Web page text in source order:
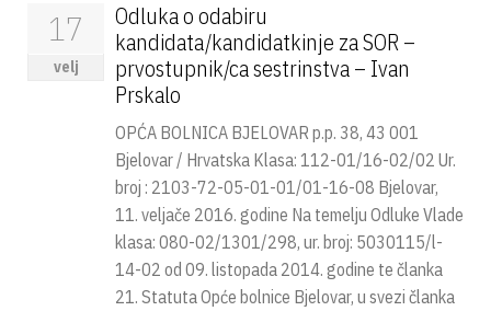
17
velj
Odluka o odabiru
kandidata/kandidatkinje za SOR –
prvostupnik/ca sestrinstva – Ivan
Prskalo
OPĆA BOLNICA BJELOVAR p.p. 38, 43 001
Bjelovar / Hrvatska Klasa: 112-01/16-02/02 Ur.
broj : 2103-72-05-01-01/01-16-08 Bjelovar,
11. veljače 2016. godine Na temelju Odluke Vlade
klasa: 080-02/1301/298, ur. broj: 5030115/l-
14-02 od 09. listopada 2014. godine te članka
21. Statuta Opće bolnice Bjelovar, u svezi članka